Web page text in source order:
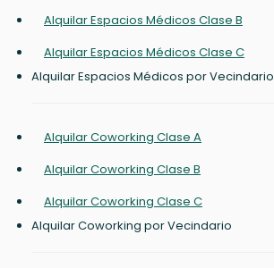
Alquilar Espacios Médicos Clase B
Alquilar Espacios Médicos Clase C
Alquilar Espacios Médicos por Vecindario
Alquilar Coworking Clase A
Alquilar Coworking Clase B
Alquilar Coworking Clase C
Alquilar Coworking por Vecindario